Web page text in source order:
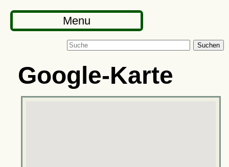
Menu
Suchen
Google-Karte